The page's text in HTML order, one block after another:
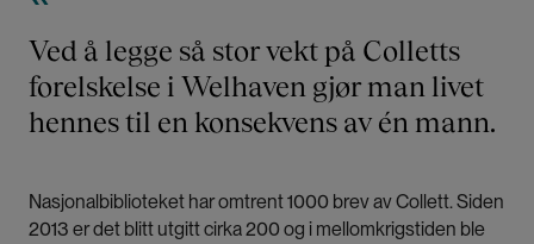
Ved å legge så stor vekt på Colletts
forelskelse i Welhaven gjør man livet
hennes til en konsekvens av én mann.
Nasjonalbiblioteket har omtrent 1000 brev av Collett. Siden
2013 er det blitt utgitt cirka 200 og i mellomkrigstiden ble